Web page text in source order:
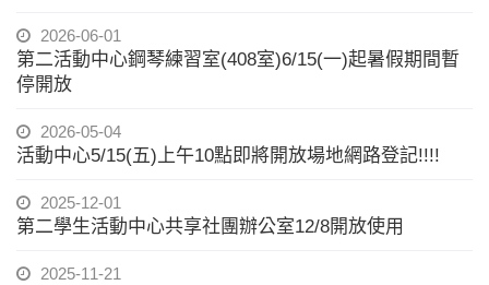
2026-06-01
第二活動中心鋼琴練習室(408室)6/15(一)起暑假期間暫
停開放
2026-05-04
活動中心5/15(五)上午10點即將開放場地網路登記!!!!
2025-12-01
第二學生活動中心共享社團辦公室12/8開放使用
2025-11-21